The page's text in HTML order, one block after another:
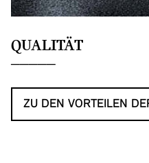
QUALITÄT
ZU DEN VORTEILEN